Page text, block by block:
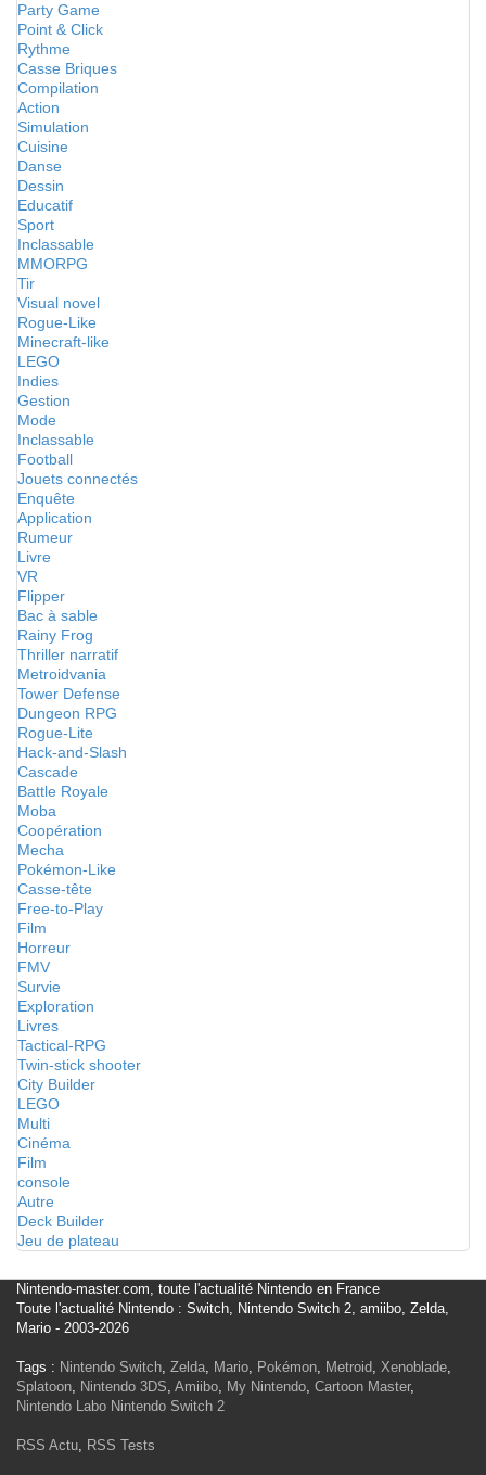
Party Game
Point & Click
Rythme
Casse Briques
Compilation
Action
Simulation
Cuisine
Danse
Dessin
Educatif
Sport
Inclassable
MMORPG
Tir
Visual novel
Rogue-Like
Minecraft-like
LEGO
Indies
Gestion
Mode
Inclassable
Football
Jouets connectés
Enquête
Application
Rumeur
Livre
VR
Flipper
Bac à sable
Rainy Frog
Thriller narratif
Metroidvania
Tower Defense
Dungeon RPG
Rogue-Lite
Hack-and-Slash
Cascade
Battle Royale
Moba
Coopération
Mecha
Pokémon-Like
Casse-tête
Free-to-Play
Film
Horreur
FMV
Survie
Exploration
Livres
Tactical-RPG
Twin-stick shooter
City Builder
LEGO
Multi
Cinéma
Film
console
Autre
Deck Builder
Jeu de plateau
Nintendo-master.com, toute l'actualité Nintendo en France
Toute l'actualité Nintendo : Switch, Nintendo Switch 2, amiibo, Zelda,
Mario - 2003-2026
Tags : Nintendo Switch, Zelda, Mario, Pokémon, Metroid, Xenoblade,
Splatoon, Nintendo 3DS, Amiibo, My Nintendo, Cartoon Master,
Nintendo Labo Nintendo Switch 2
RSS Actu, RSS Tests